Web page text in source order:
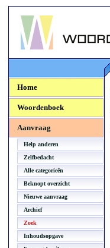
Woordenboek.NU
Home
Woordenboek
Aanvraag
Help anderen
Zelfbedacht
Alle categorieën
Beknopt overzicht
Nieuwe aanvraag
Archief
Zoek
Inhoudsopgave